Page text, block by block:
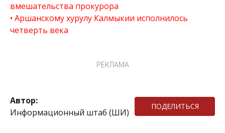
вмешательства прокурора
Аршанскому хурулу Калмыкии исполнилось
четверть века
РЕКЛАМА
Автор:
Информационный штаб (ШИ)
ПОДЕЛИТЬСЯ